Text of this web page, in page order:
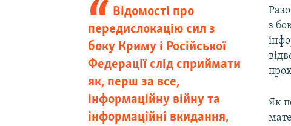
Відомості про
передислокацію сил з
боку Криму і Російської
Федерації слід сприймати
як, перш за все,
інформаційну війну та
інформаційні вкидання,
з
Як